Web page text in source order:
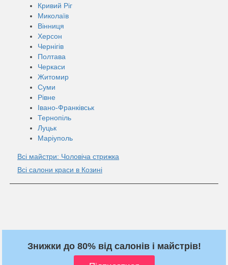
Кривий Ріг
Миколаїв
Вінниця
Херсон
Чернігів
Полтава
Черкаси
Житомир
Суми
Рівне
Івано-Франківськ
Тернопіль
Луцьк
Маріуполь
Всі майстри: Чоловіча стрижка
Всі салони краси в Козині
Знижки до 80% від салонів і майстрів!